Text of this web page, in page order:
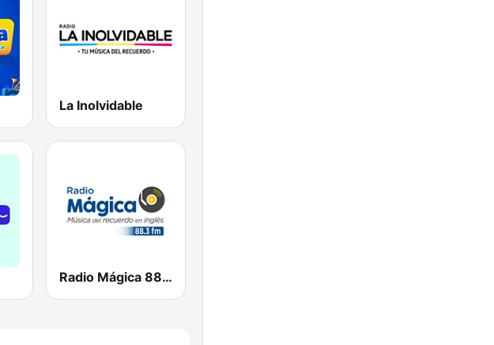
La Inolvidable
Radio Mágica 88.3 FM